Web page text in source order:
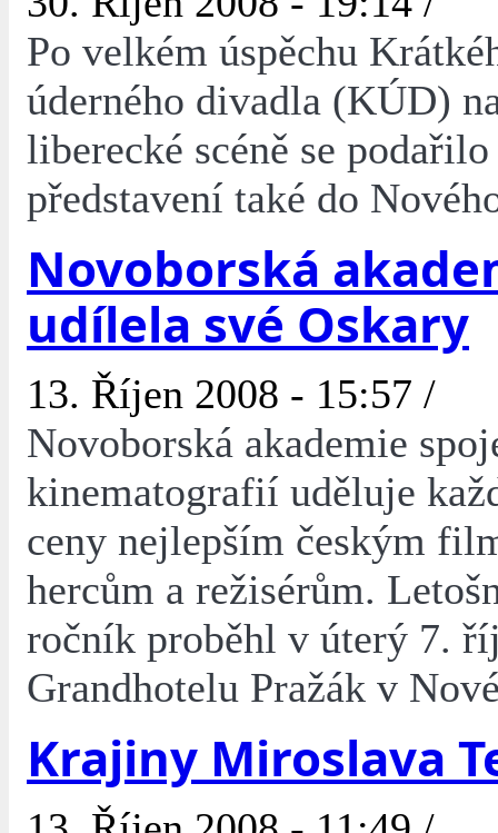
Po velkém úspěchu
úderného divadla (KÚD)
liberecké scéně se
představení také do
Novoborská
udílela své Oskary
13. Říjen 2008 - 15:57 /
Novoborská akademie
kinematografií uděluje
ceny nejlepším českým
hercům a režisérům.
ročník proběhl v úterý 7.
Grandhotelu Pražák v
Krajiny Miroslava